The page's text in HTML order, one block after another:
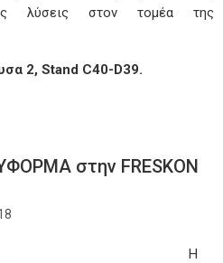
λύσεις στον τομέα της
2, Stand C40-D39.
στην FRESKON
Η